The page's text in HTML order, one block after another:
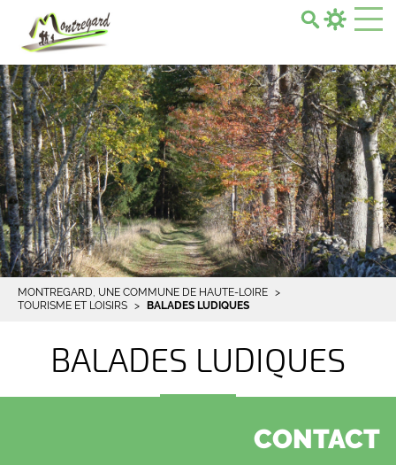
MONTREGARD, UNE COMMUNE DE HAUTE-LOIRE
TOURISME ET LOISIRS
BALADES LUDIQUES
BALADES LUDIQUES
CONTACT